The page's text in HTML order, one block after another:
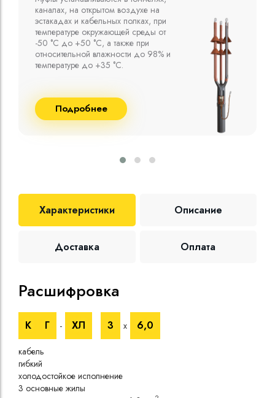
предлагает, как соединительные
термоусаживаемые муфты на кабель
напряжением до 10 кВ с изоляцией
из маслопропитанной бумаги и
сшитого полиэтилена собственного
производства
Подробнее
Характеристики Описание
Доставка Оплата
Расшифровка
К Г - ХЛ 3 х 6,0
кабель
гибкий
холодостойкое исполнение
3 основные жилы